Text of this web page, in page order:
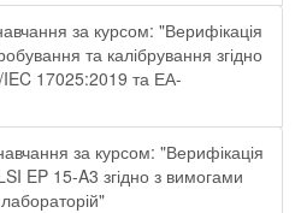
за курсом: "Верифікація
та калібрування згідно
17025:2019 та ЕА-
за курсом: "Верифікація
EP 15-A3 згідно з вимогами